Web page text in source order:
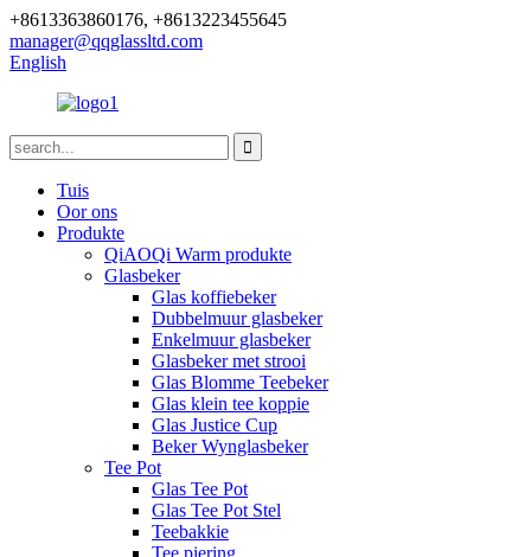
+8613363860176, +8613223455645
manager@qqglassltd.com
English
Tuis
Oor ons
Produkte
QiAOQi Warm produkte
Glasbeker
Glas koffiebeker
Dubbelmuur glasbeker
Enkelmuur glasbeker
Glasbeker met strooi
Glas Blomme Teebeker
Glas klein tee koppie
Glas Justice Cup
Beker Wynglasbeker
Tee Pot
Glas Tee Pot
Glas Tee Pot Stel
Teebakkie
Tee piering